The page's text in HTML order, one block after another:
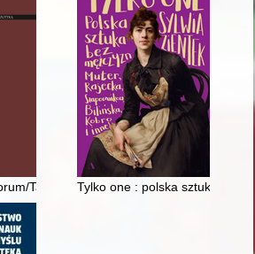
Tabula Polcevera" from 117 BCE :
Tylko one : polska sztuka bez